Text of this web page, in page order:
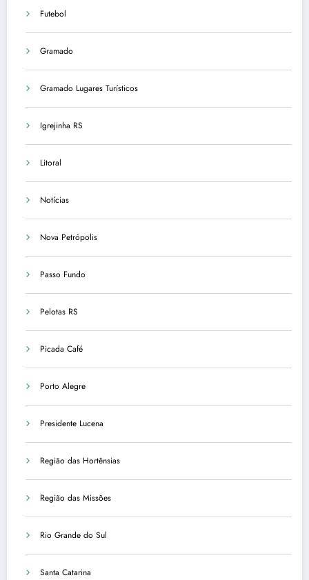
Futebol
Gramado
Gramado Lugares Turísticos
Igrejinha RS
Litoral
Notícias
Nova Petrópolis
Passo Fundo
Pelotas RS
Picada Café
Porto Alegre
Presidente Lucena
Região das Hortênsias
Região das Missões
Rio Grande do Sul
Santa Catarina